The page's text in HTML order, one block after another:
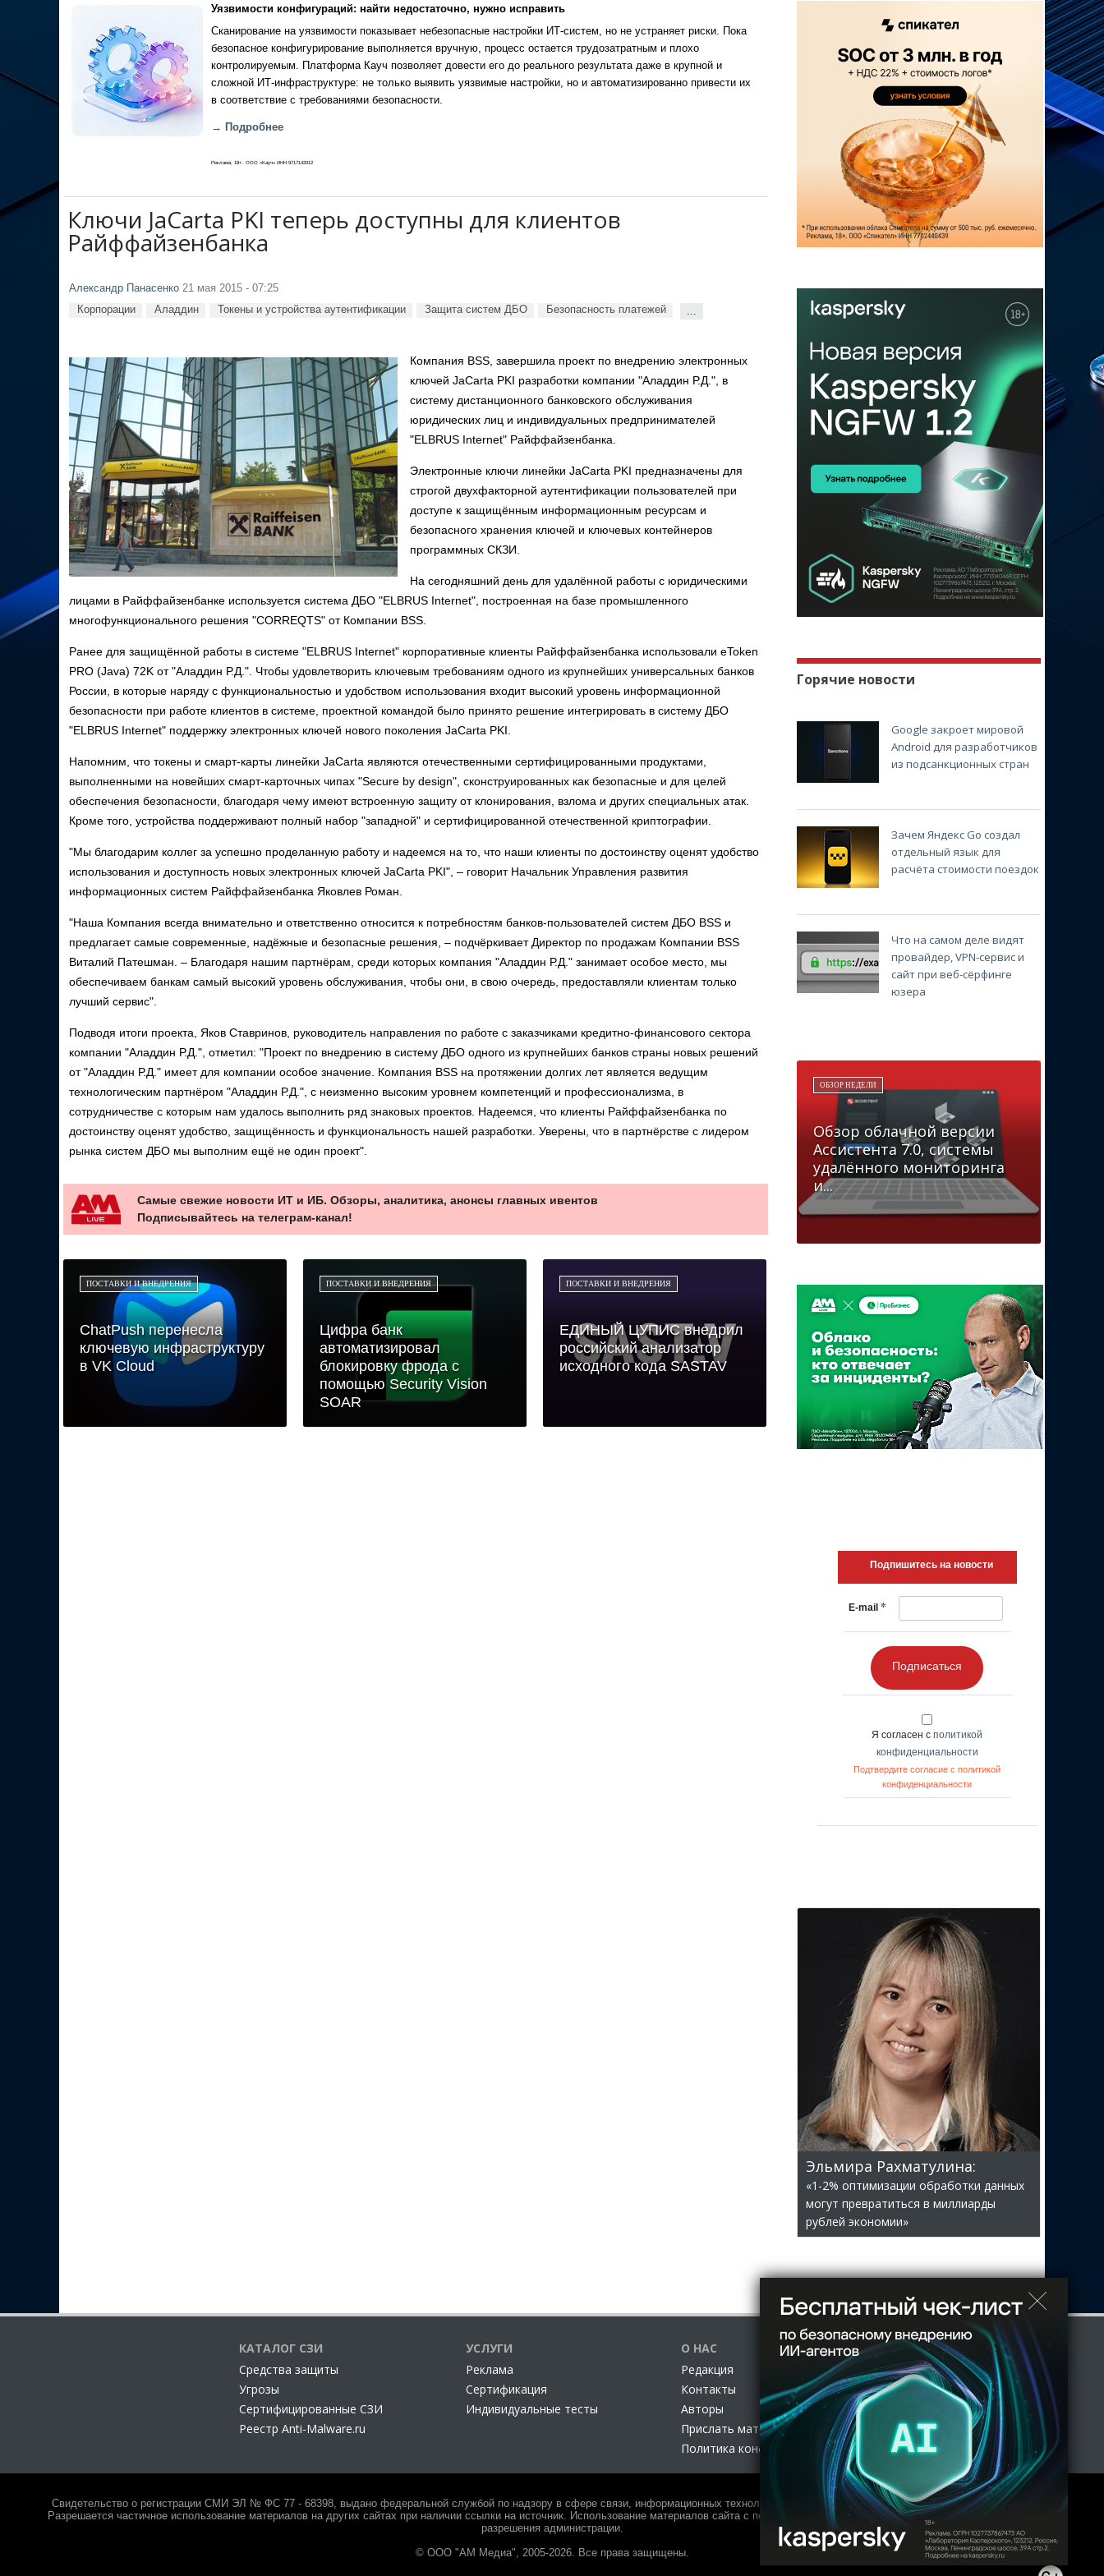
Уязвимости конфигураций: найти недостаточно, нужно исправить
Сканирование на уязвимости показывает небезопасные настройки ИТ-систем, но не устраняет риски. Пока
безопасное конфигурирование выполняется вручную, процесс остается трудозатратным и плохо
контролируемым. Платформа Кауч позволяет довести его до реального результата даже в крупной и
сложной ИТ-инфраструктуре: не только выявить уязвимые настройки, но и автоматизированно привести их
в соответствие с требованиями безопасности.
→ Подробнее
Реклама, 18+. ООО «Кауч» ИНН 9717142012
Ключи JaCarta PKI теперь доступны для клиентов
Райффайзенбанка
Александр Панасенко 21 мая 2015 - 07:25
Корпорации Аладдин Токены и устройства аутентификации Защита систем ДБО Безопасность платежей ...
Компания BSS, завершила проект по внедрению электронных
ключей JaCarta PKI разработки компании "Аладдин Р.Д.", в
систему дистанционного банковского обслуживания
юридических лиц и индивидуальных предпринимателей
"ELBRUS Internet" Райффайзенбанка.
Электронные ключи линейки JaCarta PKI предназначены для
строгой двухфакторной аутентификации пользователей при
доступе к защищённым информационным ресурсам и
безопасного хранения ключей и ключевых контейнеров
программных СКЗИ.
На сегодняшний день для удалённой работы с юридическими
лицами в Райффайзенбанке используется система ДБО "ELBRUS Internet", построенная на базе промышленного
многофункционального решения "CORREQTS" от Компании BSS.
Ранее для защищённой работы в системе "ELBRUS Internet" корпоративные клиенты Райффайзенбанка использовали eToken
PRO (Java) 72K от "Аладдин Р.Д.". Чтобы удовлетворить ключевым требованиям одного из крупнейших универсальных банков
России, в которые наряду с функциональностью и удобством использования входит высокий уровень информационной
безопасности при работе клиентов в системе, проектной командой было принято решение интегрировать в систему ДБО
"ELBRUS Internet" поддержку электронных ключей нового поколения JaCarta PKI.
Напомним, что токены и смарт-карты линейки JaCarta являются отечественными сертифицированными продуктами,
выполненными на новейших смарт-карточных чипах "Secure by design", сконструированных как безопасные и для целей
обеспечения безопасности, благодаря чему имеют встроенную защиту от клонирования, взлома и других специальных атак.
Кроме того, устройства поддерживают полный набор "западной" и сертифицированной отечественной криптографии.
"Мы благодарим коллег за успешно проделанную работу и надеемся на то, что наши клиенты по достоинству оценят удобство
использования и доступность новых электронных ключей JaCarta PKI", – говорит Начальник Управления развития
информационных систем Райффайзенбанка Яковлев Роман.
"Наша Компания всегда внимательно и ответственно относится к потребностям банков-пользователей систем ДБО BSS и
предлагает самые современные, надёжные и безопасные решения, – подчёркивает Директор по продажам Компании BSS
Виталий Патешман. – Благодаря нашим партнёрам, среди которых компания "Аладдин Р.Д." занимает особое место, мы
обеспечиваем банкам самый высокий уровень обслуживания, чтобы они, в свою очередь, предоставляли клиентам только
лучший сервис".
Подводя итоги проекта, Яков Ставринов, руководитель направления по работе с заказчиками кредитно-финансового сектора
компании "Аладдин Р.Д.", отметил: "Проект по внедрению в систему ДБО одного из крупнейших банков страны новых решений
от "Аладдин Р.Д." имеет для компании особое значение. Компания BSS на протяжении долгих лет является ведущим
технологическим партнёром "Аладдин Р.Д.", с неизменно высоким уровнем компетенций и профессионализма, в
сотрудничестве с которым нам удалось выполнить ряд знаковых проектов. Надеемся, что клиенты Райффайзенбанка по
достоинству оценят удобство, защищённость и функциональность нашей разработки. Уверены, что в партнёрстве с лидером
рынка систем ДБО мы выполним ещё не один проект".
Самые свежие новости ИТ и ИБ. Обзоры, аналитика, анонсы главных ивентов
Подписывайтесь на телеграм-канал!
ПОСТАВКИ И ВНЕДРЕНИЯ
ChatPush перенесла
ключевую инфраструктуру
в VK Cloud
ПОСТАВКИ И ВНЕДРЕНИЯ
Цифра банк
автоматизировал
блокировку фрода с
помощью Security Vision
SOAR
ПОСТАВКИ И ВНЕДРЕНИЯ
ЕДИНЫЙ ЦУПИС внедрил
российский анализатор
исходного кода SASTAV
Горячие новости
Google закроет мировой
Android для разработчиков
из подсанкционных стран
Зачем Яндекс Go создал
отдельный язык для
расчёта стоимости поездок
Что на самом деле видят
провайдер, VPN-сервис и
сайт при веб-сёрфинге
юзера
ОБЗОР НЕДЕЛИ
Обзор облачной версии
Ассистента 7.0, системы
удалённого мониторинга
и...
Подпишитесь на новости
E-mail *
Подписаться
Я согласен с политикой
конфиденциальности
Подтвердите согласие с политикой
конфиденциальности
Эльмира Рахматулина:
«1-2% оптимизации обработки данных
могут превратиться в миллиарды
рублей экономии»
КАТАЛОГ СЗИ
Cредства защиты
Угрозы
Сертифицированные СЗИ
Реестр Anti-Malware.ru
УСЛУГИ
Реклама
Сертификация
Индивидуальные тесты
О НАС
Редакция
Контакты
Авторы
Прислать материал
Политика конфиденциальности
Свидетельство о регистрации СМИ ЭЛ № ФС 77 - 68398, выдано федеральной службой по надзору в сфере связи, информационных технологий и массовых коммуникаций (Роскомнадзор) 27.01.2017
Разрешается частичное использование материалов на других сайтах при наличии ссылки на источник. Использование материалов сайта с полной копией оригинала допускается только с письменного
разрешения администрации.
© ООО "АМ Медиа", 2005-2026. Все права защищены.